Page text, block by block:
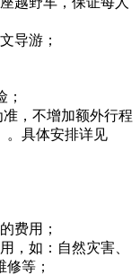
导游；
，不增加额外行程
。具体安排详见
费用；
，如：自然灾害、
等；